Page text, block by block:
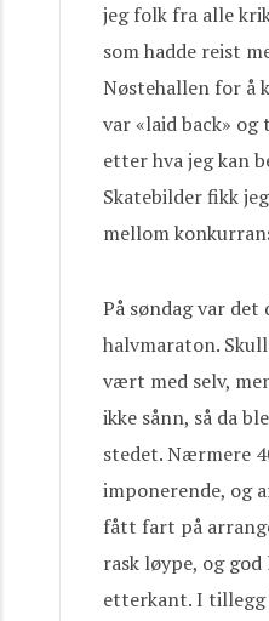
jeg folk fra alle
som hadde reist
Nøstehallen for å
var «laid back»
etter hva jeg kan
Skatebilder fikk
mellom
På søndag var
halvmaraton.
vært med selv,
ikke sånn, så da
stedet. Nærmere
imponerende, og
fått fart på
rask løype, og
etterkant. I tillegg